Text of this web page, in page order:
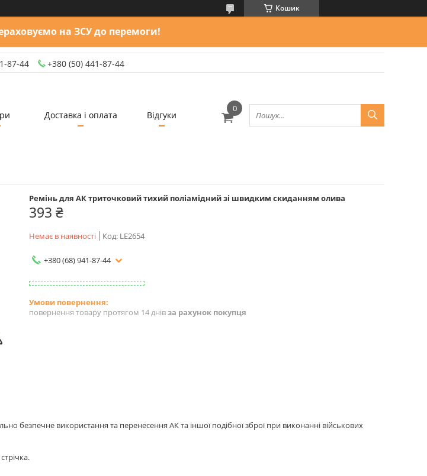
Кошик
на ЗСУ до перемоги!
87-44 +380 (50) 441-87-44
Доставка і оплата Відгуки
Ремінь для АК триточковий тихий поліамідний зі швидким скиданням олива
393 ₴
Немає в наявності Код: LE2654
+380 (68) 941-87-44
повернення товару протягом 14 днівза рахунок покупця
безпечне використання та перенесення АК та іншої подібної зброї при виконанні військових